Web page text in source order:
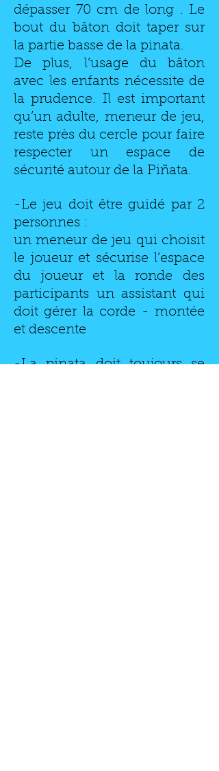
dépasser 70 cm de long . Le
bout du bâton doit taper sur
la partie basse de la pinata.
De plus, l’usage du bâton
avec les enfants nécessite de
la prudence. Il est important
qu’un adulte, meneur de jeu,
reste près du cercle pour faire
respecter un espace de
sécurité autour de la Piñata.
-Le jeu doit être guidé par 2
personnes :
un meneur de jeu qui choisit
le joueur et sécurise l’espace
du joueur et la ronde des
participants un assistant qui
doit gérer la corde - montée
et descente
-La pinata doit toujours se